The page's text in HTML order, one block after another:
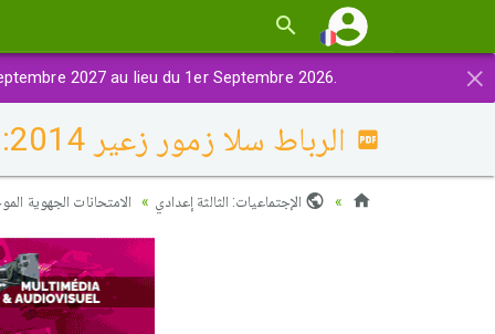
×
2027 au lieu du 1er Septembre 2026.
الرباط سلا زمور زعير 2014: التصحيح
الإجتماعيات: الثالثة إعدادي الامتحانات الجهوية الموحدة